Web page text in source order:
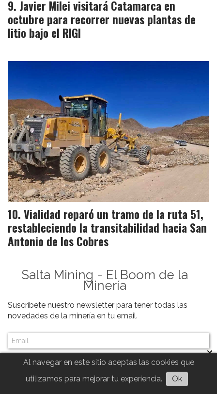
Javier Milei visitará Catamarca en
octubre para recorrer nuevas plantas de
litio bajo el RIGI
Vialidad reparó un tramo de la ruta 51,
restableciendo la transitabilidad hacia San
Antonio de los Cobres
Salta Mining - El Boom de la
Minería
Suscríbete nuestro newsletter para tener todas las
novedades de la minería en tu email.
Suscribirme
Al navegar en este sitio aceptas las cookies que
utilizamos para mejorar tu experiencia.
Ok